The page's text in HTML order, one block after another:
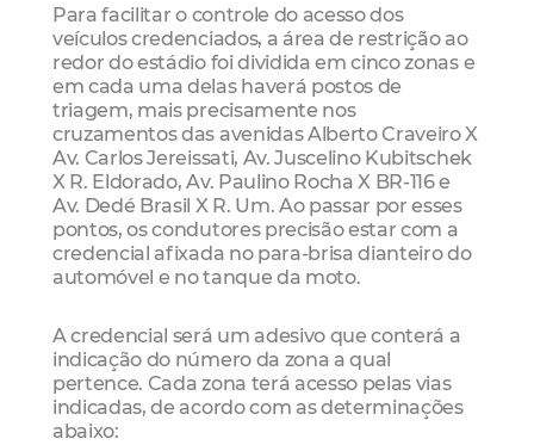
Para facilitar o controle do acesso dos
veículos credenciados, a área de restrição ao
redor do estádio foi dividida em cinco zonas e
em cada uma delas haverá postos de
triagem, mais precisamente nos
cruzamentos das avenidas Alberto Craveiro X
Av. Carlos Jereissati, Av. Juscelino Kubitschek
X R. Eldorado, Av. Paulino Rocha X BR-116 e
Av. Dedé Brasil X R. Um. Ao passar por esses
pontos, os condutores precisão estar com a
credencial afixada no para-brisa dianteiro do
automóvel e no tanque da moto.
A credencial será um adesivo que conterá a
indicação do número da zona a qual
pertence. Cada zona terá acesso pelas vias
indicadas, de acordo com as determinações
abaixo: